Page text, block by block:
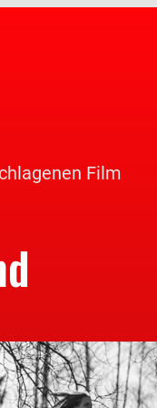
Film